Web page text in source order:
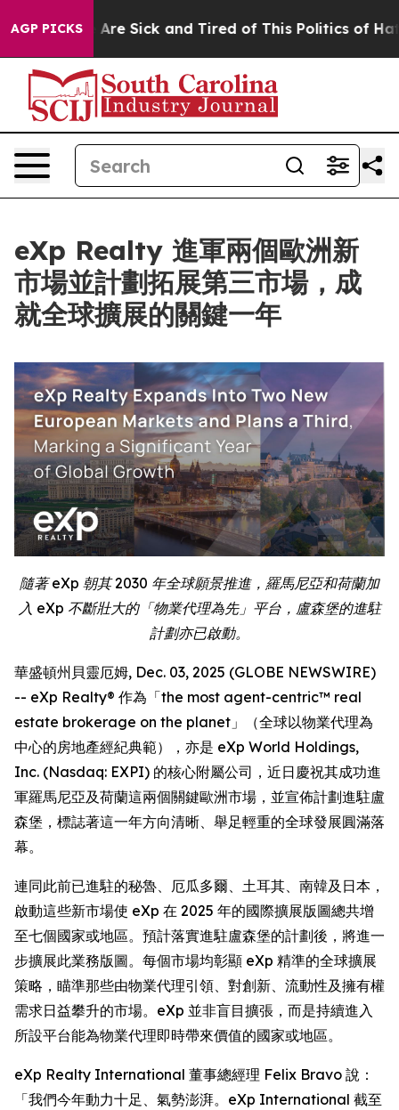
AGP PICKSAre Sick and Tired of This Politics of Hatred”
eXp Realty 進軍兩個歐洲新
市場並計劃拓展第三市場，成
就全球擴展的關鍵一年
隨著 eXp 朝其 2030 年全球願景推進，羅馬尼亞和荷蘭加
入 eXp 不斷壯大的「物業代理為先」平台，盧森堡的進駐
計劃亦已啟動。
華盛頓州貝靈厄姆, Dec. 03, 2025 (GLOBE NEWSWIRE)
-- eXp Realty® 作為「the most agent-centric™ real
estate brokerage on the planet」（全球以物業代理為
中心的房地產經紀典範），亦是 eXp World Holdings,
Inc. (Nasdaq: EXPI) 的核心附屬公司，近日慶祝其成功進
軍羅馬尼亞及荷蘭這兩個關鍵歐洲市場，並宣佈計劃進駐盧
森堡，標誌著這一年方向清晰、舉足輕重的全球發展圓滿落
幕。
連同此前已進駐的秘魯、厄瓜多爾、土耳其、南韓及日本，
啟動這些新市場使 eXp 在 2025 年的國際擴展版圖總共增
至七個國家或地區。預計落實進駐盧森堡的計劃後，將進一
步擴展此業務版圖。每個市場均彰顯 eXp 精準的全球擴展
策略，瞄準那些由物業代理引領、對創新、流動性及擁有權
需求日益攀升的市場。eXp 並非盲目擴張，而是持續進入
所設平台能為物業代理即時帶來價值的國家或地區。
eXp Realty International 董事總經理 Felix Bravo 說：
「我們今年動力十足、氣勢澎湃。eXp International 截至